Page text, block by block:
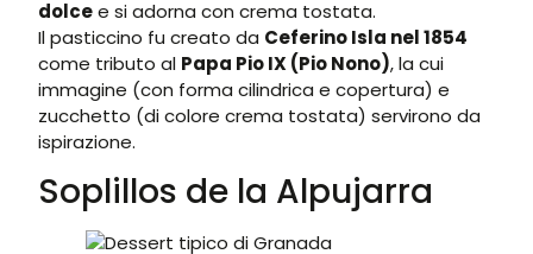
dolcee si adorna con crema tostata.
Il pasticcino fu creato da Ceferino Isla nel 1854
come tributo al Papa Pio IX (Pio Nono), la cui
immagine (con forma cilindrica e copertura) e
zucchetto (di colore crema tostata) servirono da
ispirazione.
Soplillos de la Alpujarra